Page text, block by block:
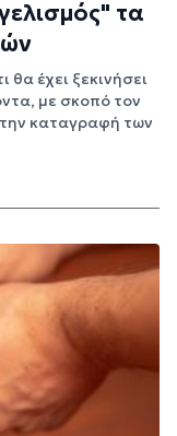
τα
θα έχει ξεκινήσει
με σκοπό τον
καταγραφή των